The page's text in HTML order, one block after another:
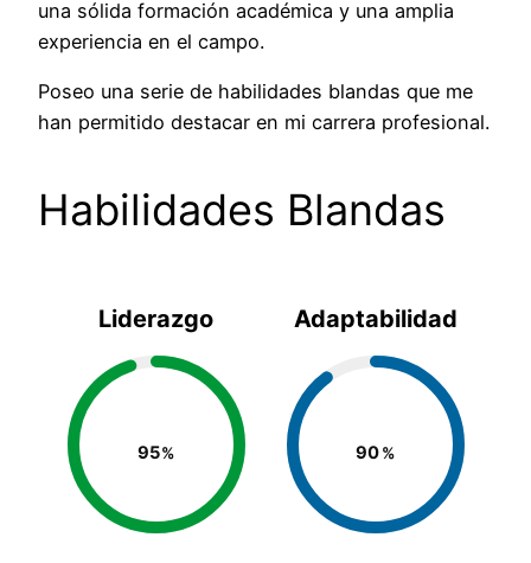
una sólida formación académica y una amplia
experiencia en el campo.
Poseo una serie de habilidades blandas que me
han permitido destacar en mi carrera profesional.
Habilidades Blandas
Liderazgo
95
Adaptabilidad
90